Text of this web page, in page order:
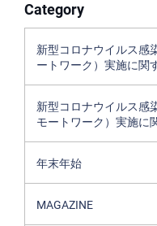
Category
新型コロナウイルス感
ートワーク）実施に関
新型コロナウイルス感
モートワーク）実施に
年末年始
MAGAZINE